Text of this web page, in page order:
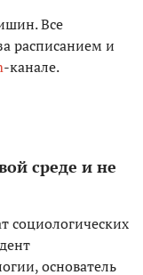
Все
расписанием и
-канале.
среде и не
социологических
основатель